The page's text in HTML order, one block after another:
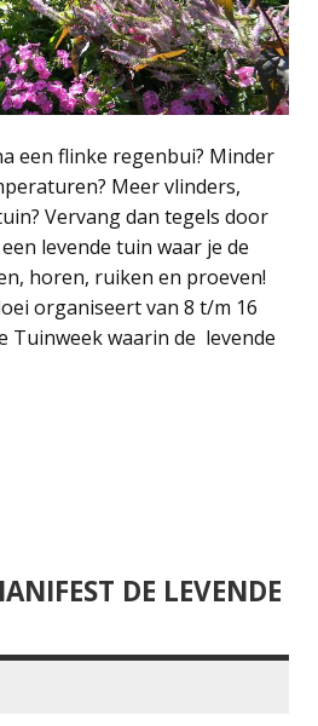
een flinke regenbui? Minder
Meer vlinders,
Vervang dan tegels door
levende tuin waar je de
horen, ruiken en proeven!
organiseert van 8 t/m 16
Tuinweek waarin de levende
DE LEVENDE